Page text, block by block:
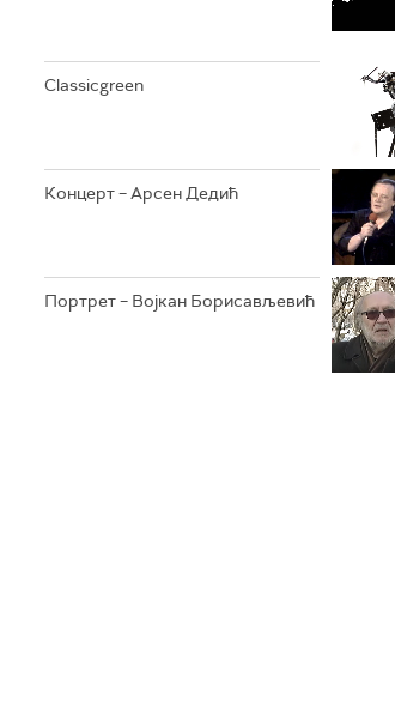
Classicgreen
Концерт – Арсен Дедић
Портрет – Војкан Борисављевић